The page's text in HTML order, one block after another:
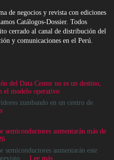
de negocios y revista con ediciones
Catálogos-Dossier. Todos
cerrado al canal de distribución del
y comunicaciones en el Perú.
del Data Center no es un destino,
el modelo operativo
zumbando en un centro de
:
del
Data
Center
no
semiconductores aumentarán más de
semiconductores aumentarán este
Lee más: